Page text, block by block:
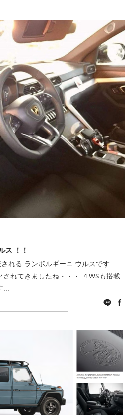
ス ！！
れる ランボルギーニ ウルスです
れてきましたね・・・ ４WSも搭載
...
LINE